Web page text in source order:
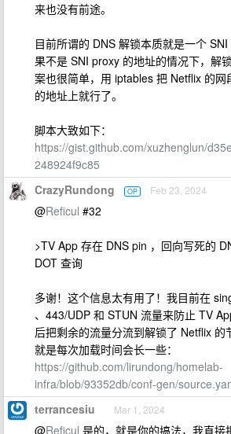
来也没有前途。
目前所谓的 DNS 解锁本质就是一个
果不是 SNI proxy 的地址的情况下，解
案也很简单，用 iptables 把 Netflix 的
的地址上就行了。
脚本大致如下：
https://gist.github.com/xuzhenglun/
248924f9c85
CrazyRundong OP Feb 23, 2024
@Reficul #32
>TV App 存在 DNS pin ，回向写死的
DOT 查询
多谢！这个信息太有用了！我目前在
、443/UDP 和 STUN 流量来防止 TV
后把剩余的流量分流到解锁了 Netflix 的
就是每次加载时间会长一些：
https://github.com/lirundong/homelab-
infra/blob/93352db/conf-gen/
terrancesiu Mar 1, 2024
@Reficul 是的，就是你的搞法，我直接